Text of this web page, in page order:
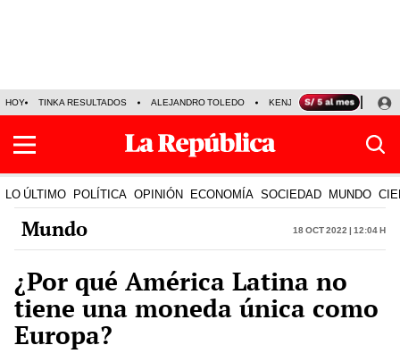
HOY TINKA RESULTADOS ALEJANDRO TOLEDO KENJI FUJIMORI
LO ÚLTIMO POLÍTICA OPINIÓN ECONOMÍA SOCIEDAD MUNDO
Mundo 18 Oct 2022 | 12:04 h
¿Por qué América Latina no
tiene una moneda única como
Europa?